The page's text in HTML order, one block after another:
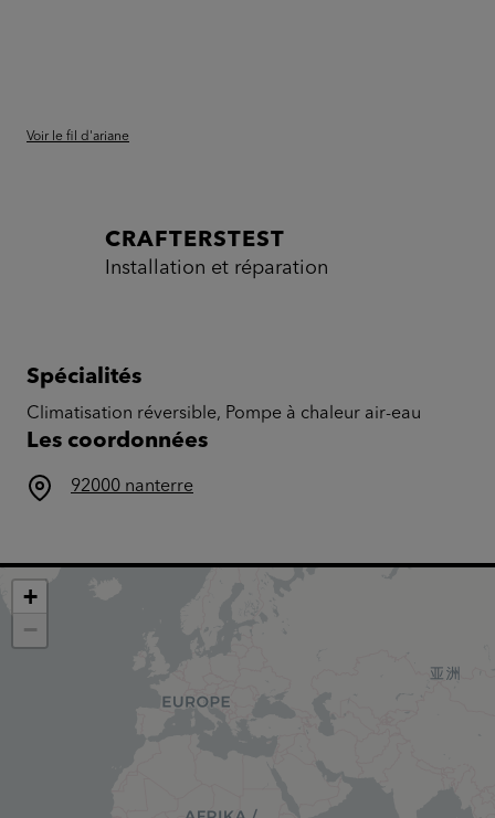
Voir le fil d'ariane
CRAFTERSTEST
Installation et réparation
Spécialités
Climatisation réversible, Pompe à chaleur air-eau
Les coordonnées
92000 nanterre
+
−